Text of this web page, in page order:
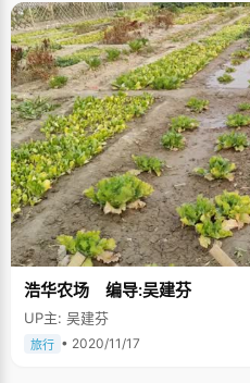
恍惚："成绩出来的时候，我整个人都
居然考了全省第一"。 人们总是说，机会只留给有准备的人，在此之前，张秋
婷就已经具备了这个条件，高考是个
只是时机未到而已， 独立自主的个性 凡是认识张秋婷的人，都会对她独立自
主，懂事能干的个性赞叹不已，这在
易的。张秋婷无奈的说："这些都是逼出来的"。 从小爸爸
忙，又经常出差，张秋婷只能自己照
面饱肚，吃厌烦了就开始学着做饭。
是一绝，手艺超过妈妈，是全家的最
我做鱼吃。" 初中开始，张秋婷离开家到隔壁县城寄读。刚住校的日子还是很
不习惯，什么事情都要自己来处理，
去上课的事情时有发生。看到女儿这
也很后悔怎么这么狠心把女儿过早的
怨爸爸妈妈，反而特别感谢他们给了
学，张秋婷很快就适应了大学生活，
候，她已经开始了自己大学的快乐生活。 兼容并蓄的家庭教育 张秋婷
氛围十分开放和宽松，爸爸妈妈从小就
素质的培养更加重要。张秋婷特别的感
们给了自己很多时间去做自己喜欢的
浩华农场 编导:吴建芬
UP主: 吴建芬
旅行 • 2020/11/17